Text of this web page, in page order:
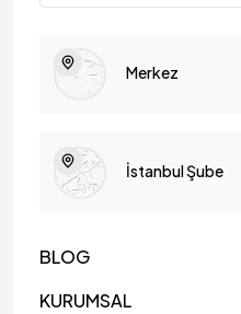
Merkez
İstanbul Şube
BLOG
KURUMSAL